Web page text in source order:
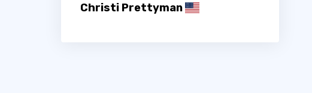
Christi Prettyman